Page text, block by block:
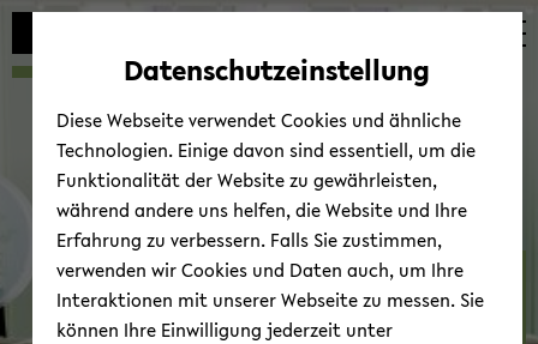
Automatische
vermeiden
zum
wechseln
zum
wechseln
zum
wechseln
Ge­ne­tik & Ge­no­mik der
Pflan­zen
Datenschutzeinstellung
Diese Webseite verwendet Cookies und ähnliche
Technologien. Einige davon sind essentiell, um die
Funktionalität der Website zu gewährleisten,
während andere uns helfen, die Website und Ihre
Erfahrung zu verbessern. Falls Sie zustimmen,
verwenden wir Cookies und Daten auch, um Ihre
Interaktionen mit unserer Webseite zu messen. Sie
können Ihre Einwilligung jederzeit unter